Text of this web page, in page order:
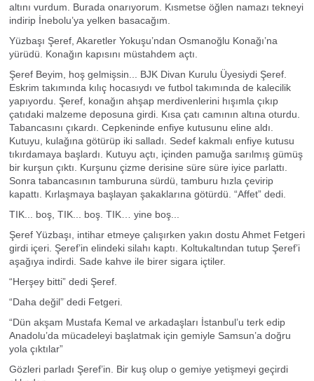
altını vurdum. Burada onarıyorum. Kısmetse öğlen namazı tekneyi
indirip İnebolu’ya yelken basacağım.
Yüzbaşı Şeref, Akaretler Yokuşu’ndan Osmanoğlu Konağı’na
yürüdü. Konağın kapısını müstahdem açtı.
Şeref Beyim, hoş gelmişsin... BJK Divan Kurulu Üyesiydi Şeref.
Eskrim takımında kılıç hocasıydı ve futbol takımında de kalecilik
yapıyordu. Şeref, konağın ahşap merdivenlerini hışımla çıkıp
çatıdaki malzeme deposuna girdi. Kısa çatı camının altına oturdu.
Tabancasını çıkardı. Cepkeninde enfiye kutusunu eline aldı.
Kutuyu, kulağına götürüp iki salladı. Sedef kakmalı enfiye kutusu
tıkırdamaya başlardı. Kutuyu açtı, içinden pamuğa sarılmış gümüş
bir kurşun çıktı. Kurşunu çizme derisine süre süre iyice parlattı.
Sonra tabancasının tamburuna sürdü, tamburu hızla çevirip
kapattı. Kırlaşmaya başlayan şakaklarına götürdü. “Affet” dedi.
TIK... boş, TIK... boş. TIK… yine boş...
Şeref Yüzbaşı, intihar etmeye çalışırken yakın dostu Ahmet Fetgeri
girdi içeri. Şeref’in elindeki silahı kaptı. Koltukaltından tutup Şeref’i
aşağıya indirdi. Sade kahve ile birer sigara içtiler.
“Herşey bitti” dedi Şeref.
“Daha değil” dedi Fetgeri.
“Dün akşam Mustafa Kemal ve arkadaşları İstanbul’u terk edip
Anadolu’da mücadeleyi başlatmak için gemiyle Samsun’a doğru
yola çıktılar”
Gözleri parladı Şeref’in. Bir kuş olup o gemiye yetişmeyi geçirdi